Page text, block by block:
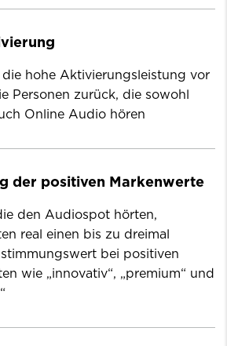
die hohe Aktivierungsleistung vor
Personen zurück, die sowohl
Online Audio hören
der positiven Markenwerte
den Audiospot hörten,
real einen bis zu dreimal
bei positiven
wie „innovativ“, „premium“ und